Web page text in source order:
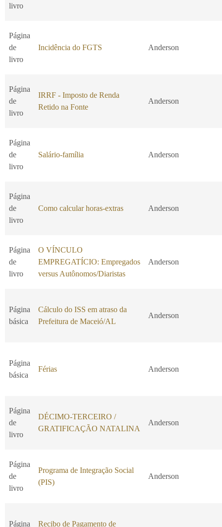
livro
Página
de
livro
Incidência do FGTS Anderson
Página
de
livro
IRRF - Imposto de Renda
Retido na Fonte
Anderson
Página
de
livro
Salário-família Anderson
Página
de
livro
Como calcular horas-extras Anderson
Página
de
livro
O VÍNCULO
EMPREGATÍCIO: Empregados
versus Autônomos/Diaristas
Anderson
Página
básica
Cálculo do ISS em atraso da
Prefeitura de Maceió/AL
Anderson
Página
básica
Férias Anderson
Página
de
livro
DÉCIMO-TERCEIRO /
GRATIFICAÇÃO NATALINA
Anderson
Página
de
livro
Programa de Integração Social
(PIS)
Anderson
Página Recibo de Pagamento de